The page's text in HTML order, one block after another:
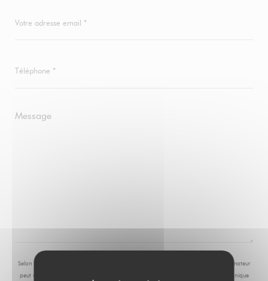
Selon l'article L.223-2 du code de la consommation, il est rappelé que le consommateur
peut user de son droit à s'inscrire sur la liste d'opposition au démarchage téléphonique